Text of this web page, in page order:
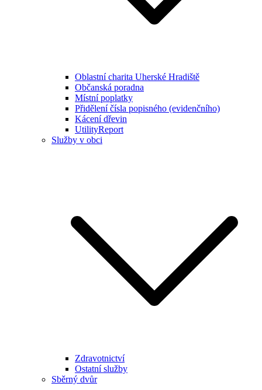
Oblastní charita Uherské Hradiště
Občanská poradna
Místní poplatky
Přidělení čísla popisného (evidenčního)
Kácení dřevin
UtilityReport
Služby v obci
Zdravotnictví
Ostatní služby
Sběrný dvůr